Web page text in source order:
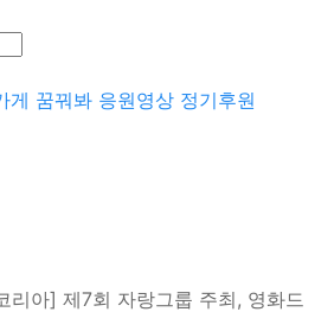
게 꿈꿔봐 응원영상 정기후원
아] 제7회 자랑그룹 주최, 영화드